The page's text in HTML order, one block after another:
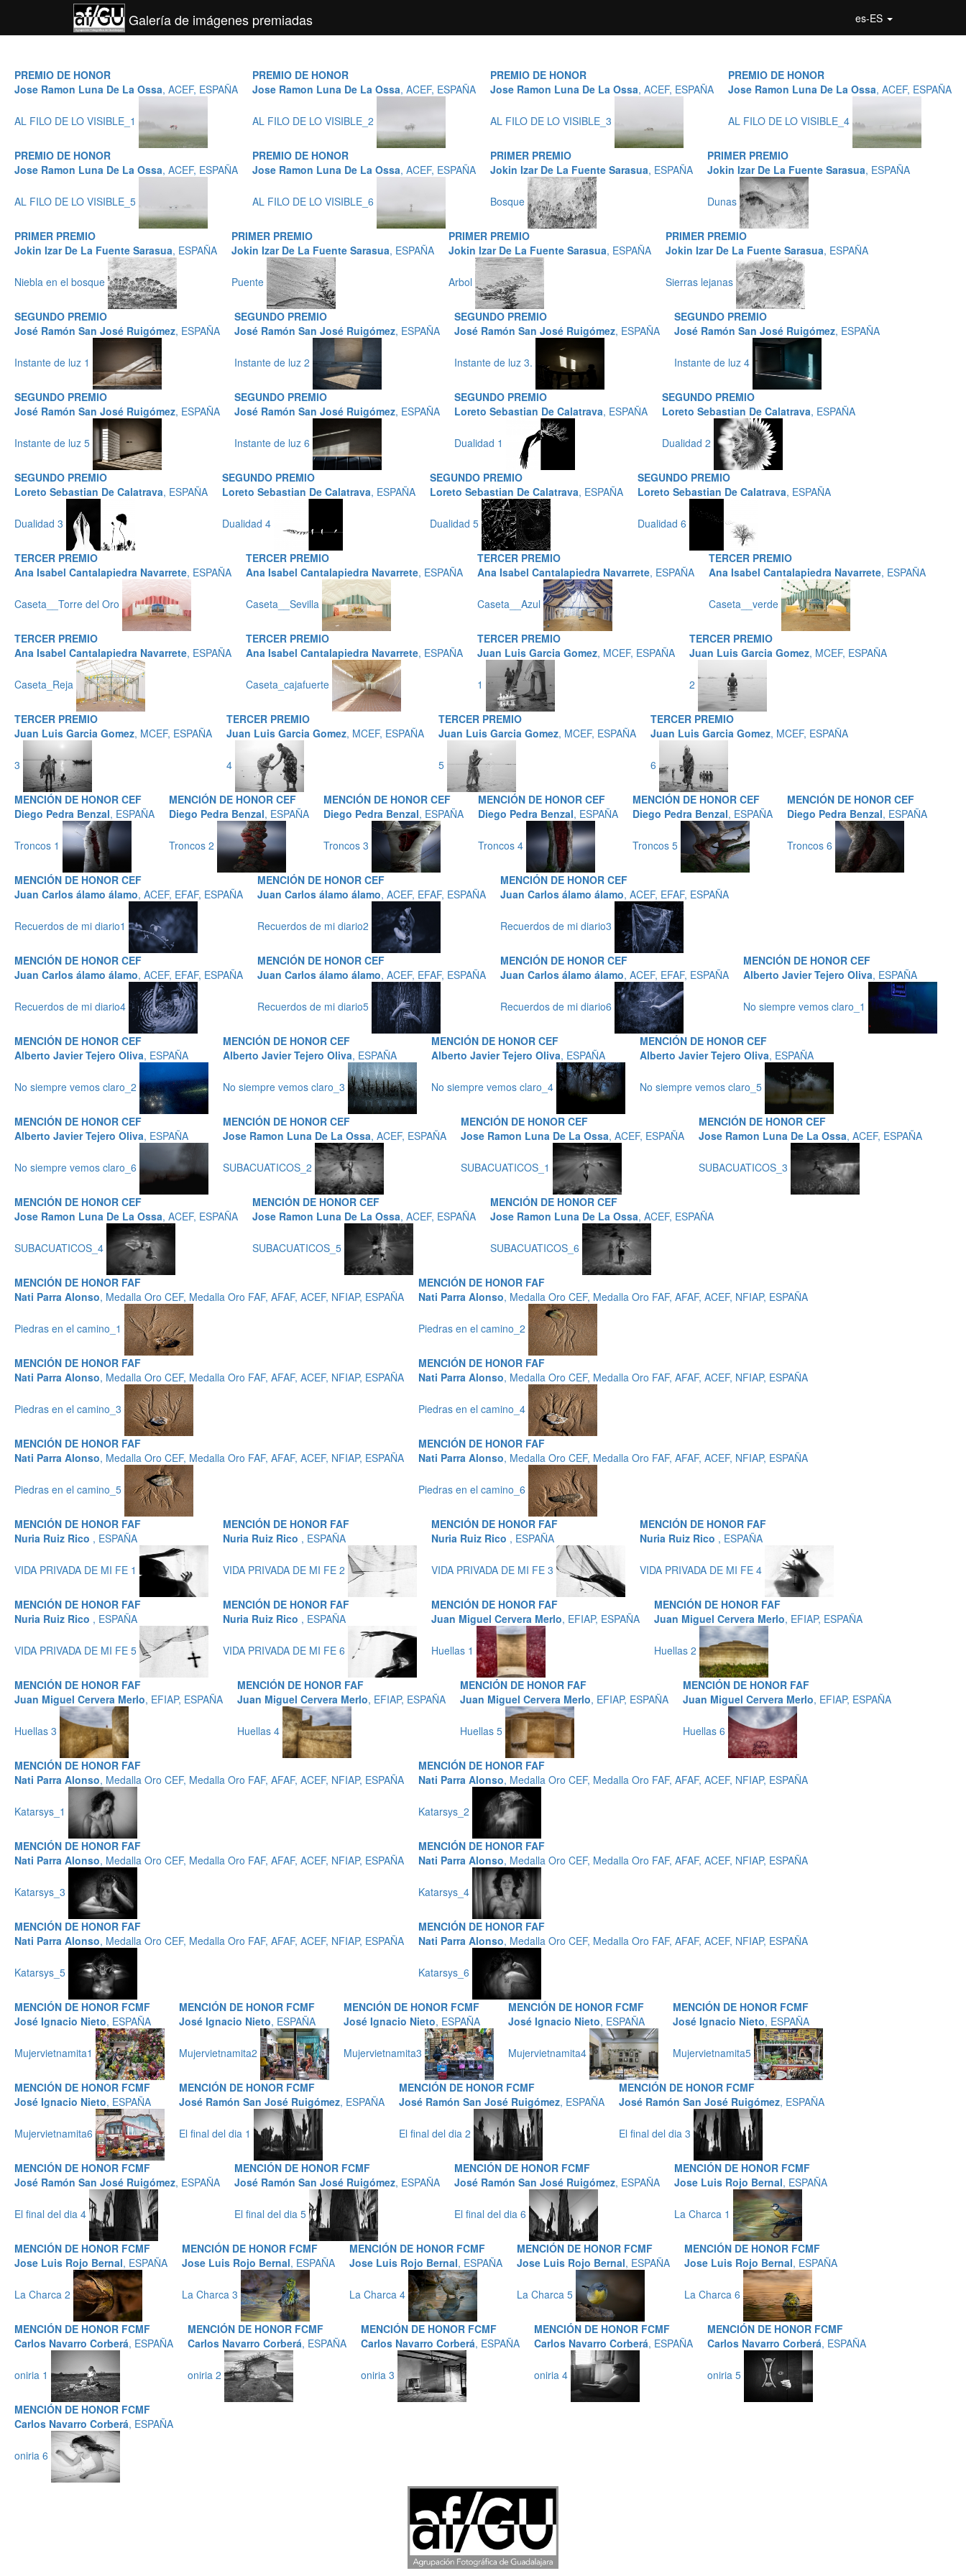
Galería de imágenes premiadas es-ES
PREMIO DE HONOR
Jose Ramon Luna De La Ossa, ACEF, ESPAÑA
AL FILO DE LO VISIBLE_1
PREMIO DE HONOR
Jose Ramon Luna De La Ossa, ACEF, ESPAÑA
AL FILO DE LO VISIBLE_2
PREMIO DE HONOR
Jose Ramon Luna De La Ossa, ACEF, ESPAÑA
AL FILO DE LO VISIBLE_3
PREMIO DE HONOR
Jose Ramon Luna De La Ossa, ACEF, ESPAÑA
AL FILO DE LO VISIBLE_4
PREMIO DE HONOR
Jose Ramon Luna De La Ossa, ACEF, ESPAÑA
AL FILO DE LO VISIBLE_5
PREMIO DE HONOR
Jose Ramon Luna De La Ossa, ACEF, ESPAÑA
AL FILO DE LO VISIBLE_6
PRIMER PREMIO
Jokin Izar De La Fuente Sarasua, ESPAÑA
Bosque
PRIMER PREMIO
Jokin Izar De La Fuente Sarasua, ESPAÑA
Dunas
PRIMER PREMIO
Jokin Izar De La Fuente Sarasua, ESPAÑA
Niebla en el bosque
PRIMER PREMIO
Jokin Izar De La Fuente Sarasua, ESPAÑA
Puente
PRIMER PREMIO
Jokin Izar De La Fuente Sarasua, ESPAÑA
Arbol
PRIMER PREMIO
Jokin Izar De La Fuente Sarasua, ESPAÑA
Sierras lejanas
SEGUNDO PREMIO
José Ramón San José Ruigómez, ESPAÑA
Instante de luz 1
SEGUNDO PREMIO
José Ramón San José Ruigómez, ESPAÑA
Instante de luz 2
SEGUNDO PREMIO
José Ramón San José Ruigómez, ESPAÑA
Instante de luz 3.
SEGUNDO PREMIO
José Ramón San José Ruigómez, ESPAÑA
Instante de luz 4
SEGUNDO PREMIO
José Ramón San José Ruigómez, ESPAÑA
Instante de luz 5
SEGUNDO PREMIO
José Ramón San José Ruigómez, ESPAÑA
Instante de luz 6
SEGUNDO PREMIO
Loreto Sebastian De Calatrava, ESPAÑA
Dualidad 1
SEGUNDO PREMIO
Loreto Sebastian De Calatrava, ESPAÑA
Dualidad 2
SEGUNDO PREMIO
Loreto Sebastian De Calatrava, ESPAÑA
Dualidad 3
SEGUNDO PREMIO
Loreto Sebastian De Calatrava, ESPAÑA
Dualidad 4
SEGUNDO PREMIO
Loreto Sebastian De Calatrava, ESPAÑA
Dualidad 5
SEGUNDO PREMIO
Loreto Sebastian De Calatrava, ESPAÑA
Dualidad 6
TERCER PREMIO
Ana Isabel Cantalapiedra Navarrete, ESPAÑA
Caseta__Torre del Oro
TERCER PREMIO
Ana Isabel Cantalapiedra Navarrete, ESPAÑA
Caseta__Sevilla
TERCER PREMIO
Ana Isabel Cantalapiedra Navarrete, ESPAÑA
Caseta__Azul
TERCER PREMIO
Ana Isabel Cantalapiedra Navarrete, ESPAÑA
Caseta__verde
TERCER PREMIO
Ana Isabel Cantalapiedra Navarrete, ESPAÑA
Caseta_Reja
TERCER PREMIO
Ana Isabel Cantalapiedra Navarrete, ESPAÑA
Caseta_cajafuerte
TERCER PREMIO
Juan Luis Garcia Gomez, MCEF, ESPAÑA
1
TERCER PREMIO
Juan Luis Garcia Gomez, MCEF, ESPAÑA
2
TERCER PREMIO
Juan Luis Garcia Gomez, MCEF, ESPAÑA
3
TERCER PREMIO
Juan Luis Garcia Gomez, MCEF, ESPAÑA
4
TERCER PREMIO
Juan Luis Garcia Gomez, MCEF, ESPAÑA
5
TERCER PREMIO
Juan Luis Garcia Gomez, MCEF, ESPAÑA
6
MENCIÓN DE HONOR CEF
Diego Pedra Benzal, ESPAÑA
Troncos 1
MENCIÓN DE HONOR CEF
Diego Pedra Benzal, ESPAÑA
Troncos 2
MENCIÓN DE HONOR CEF
Diego Pedra Benzal, ESPAÑA
Troncos 3
MENCIÓN DE HONOR CEF
Diego Pedra Benzal, ESPAÑA
Troncos 4
MENCIÓN DE HONOR CEF
Diego Pedra Benzal, ESPAÑA
Troncos 5
MENCIÓN DE HONOR CEF
Diego Pedra Benzal, ESPAÑA
Troncos 6
MENCIÓN DE HONOR CEF
Juan Carlos álamo álamo, ACEF, EFAF, ESPAÑA
Recuerdos de mi diario1
MENCIÓN DE HONOR CEF
Juan Carlos álamo álamo, ACEF, EFAF, ESPAÑA
Recuerdos de mi diario2
MENCIÓN DE HONOR CEF
Juan Carlos álamo álamo, ACEF, EFAF, ESPAÑA
Recuerdos de mi diario3
MENCIÓN DE HONOR CEF
Juan Carlos álamo álamo, ACEF, EFAF, ESPAÑA
Recuerdos de mi diario4
MENCIÓN DE HONOR CEF
Juan Carlos álamo álamo, ACEF, EFAF, ESPAÑA
Recuerdos de mi diario5
MENCIÓN DE HONOR CEF
Juan Carlos álamo álamo, ACEF, EFAF, ESPAÑA
Recuerdos de mi diario6
MENCIÓN DE HONOR CEF
Alberto Javier Tejero Oliva, ESPAÑA
No siempre vemos claro_1
MENCIÓN DE HONOR CEF
Alberto Javier Tejero Oliva, ESPAÑA
No siempre vemos claro_2
MENCIÓN DE HONOR CEF
Alberto Javier Tejero Oliva, ESPAÑA
No siempre vemos claro_3
MENCIÓN DE HONOR CEF
Alberto Javier Tejero Oliva, ESPAÑA
No siempre vemos claro_4
MENCIÓN DE HONOR CEF
Alberto Javier Tejero Oliva, ESPAÑA
No siempre vemos claro_5
MENCIÓN DE HONOR CEF
Alberto Javier Tejero Oliva, ESPAÑA
No siempre vemos claro_6
MENCIÓN DE HONOR CEF
Jose Ramon Luna De La Ossa, ACEF, ESPAÑA
SUBACUATICOS_2
MENCIÓN DE HONOR CEF
Jose Ramon Luna De La Ossa, ACEF, ESPAÑA
SUBACUATICOS_1
MENCIÓN DE HONOR CEF
Jose Ramon Luna De La Ossa, ACEF, ESPAÑA
SUBACUATICOS_3
MENCIÓN DE HONOR CEF
Jose Ramon Luna De La Ossa, ACEF, ESPAÑA
SUBACUATICOS_4
MENCIÓN DE HONOR CEF
Jose Ramon Luna De La Ossa, ACEF, ESPAÑA
SUBACUATICOS_5
MENCIÓN DE HONOR CEF
Jose Ramon Luna De La Ossa, ACEF, ESPAÑA
SUBACUATICOS_6
MENCIÓN DE HONOR FAF
Nati Parra Alonso, Medalla Oro CEF, Medalla Oro FAF, AFAF, ACEF, NFIAP, ESPAÑA
Piedras en el camino_1
MENCIÓN DE HONOR FAF
Nati Parra Alonso, Medalla Oro CEF, Medalla Oro FAF, AFAF, ACEF, NFIAP, ESPAÑA
Piedras en el camino_2
MENCIÓN DE HONOR FAF
Nati Parra Alonso, Medalla Oro CEF, Medalla Oro FAF, AFAF, ACEF, NFIAP, ESPAÑA
Piedras en el camino_3
MENCIÓN DE HONOR FAF
Nati Parra Alonso, Medalla Oro CEF, Medalla Oro FAF, AFAF, ACEF, NFIAP, ESPAÑA
Piedras en el camino_4
MENCIÓN DE HONOR FAF
Nati Parra Alonso, Medalla Oro CEF, Medalla Oro FAF, AFAF, ACEF, NFIAP, ESPAÑA
Piedras en el camino_5
MENCIÓN DE HONOR FAF
Nati Parra Alonso, Medalla Oro CEF, Medalla Oro FAF, AFAF, ACEF, NFIAP, ESPAÑA
Piedras en el camino_6
MENCIÓN DE HONOR FAF
Nuria Ruiz Rico , ESPAÑA
VIDA PRIVADA DE MI FE 1
MENCIÓN DE HONOR FAF
Nuria Ruiz Rico , ESPAÑA
VIDA PRIVADA DE MI FE 2
MENCIÓN DE HONOR FAF
Nuria Ruiz Rico , ESPAÑA
VIDA PRIVADA DE MI FE 3
MENCIÓN DE HONOR FAF
Nuria Ruiz Rico , ESPAÑA
VIDA PRIVADA DE MI FE 4
MENCIÓN DE HONOR FAF
Nuria Ruiz Rico , ESPAÑA
VIDA PRIVADA DE MI FE 5
MENCIÓN DE HONOR FAF
Nuria Ruiz Rico , ESPAÑA
VIDA PRIVADA DE MI FE 6
MENCIÓN DE HONOR FAF
Juan Miguel Cervera Merlo, EFIAP, ESPAÑA
Huellas 1
MENCIÓN DE HONOR FAF
Juan Miguel Cervera Merlo, EFIAP, ESPAÑA
Huellas 2
MENCIÓN DE HONOR FAF
Juan Miguel Cervera Merlo, EFIAP, ESPAÑA
Huellas 3
MENCIÓN DE HONOR FAF
Juan Miguel Cervera Merlo, EFIAP, ESPAÑA
Huellas 4
MENCIÓN DE HONOR FAF
Juan Miguel Cervera Merlo, EFIAP, ESPAÑA
Huellas 5
MENCIÓN DE HONOR FAF
Juan Miguel Cervera Merlo, EFIAP, ESPAÑA
Huellas 6
MENCIÓN DE HONOR FAF
Nati Parra Alonso, Medalla Oro CEF, Medalla Oro FAF, AFAF, ACEF, NFIAP, ESPAÑA
Katarsys_1
MENCIÓN DE HONOR FAF
Nati Parra Alonso, Medalla Oro CEF, Medalla Oro FAF, AFAF, ACEF, NFIAP, ESPAÑA
Katarsys_2
MENCIÓN DE HONOR FAF
Nati Parra Alonso, Medalla Oro CEF, Medalla Oro FAF, AFAF, ACEF, NFIAP, ESPAÑA
Katarsys_3
MENCIÓN DE HONOR FAF
Nati Parra Alonso, Medalla Oro CEF, Medalla Oro FAF, AFAF, ACEF, NFIAP, ESPAÑA
Katarsys_4
MENCIÓN DE HONOR FAF
Nati Parra Alonso, Medalla Oro CEF, Medalla Oro FAF, AFAF, ACEF, NFIAP, ESPAÑA
Katarsys_5
MENCIÓN DE HONOR FAF
Nati Parra Alonso, Medalla Oro CEF, Medalla Oro FAF, AFAF, ACEF, NFIAP, ESPAÑA
Katarsys_6
MENCIÓN DE HONOR FCMF
José Ignacio Nieto, ESPAÑA
Mujervietnamita1
MENCIÓN DE HONOR FCMF
José Ignacio Nieto, ESPAÑA
Mujervietnamita2
MENCIÓN DE HONOR FCMF
José Ignacio Nieto, ESPAÑA
Mujervietnamita3
MENCIÓN DE HONOR FCMF
José Ignacio Nieto, ESPAÑA
Mujervietnamita4
MENCIÓN DE HONOR FCMF
José Ignacio Nieto, ESPAÑA
Mujervietnamita5
MENCIÓN DE HONOR FCMF
José Ignacio Nieto, ESPAÑA
Mujervietnamita6
MENCIÓN DE HONOR FCMF
José Ramón San José Ruigómez, ESPAÑA
El final del dia 1
MENCIÓN DE HONOR FCMF
José Ramón San José Ruigómez, ESPAÑA
El final del dia 2
MENCIÓN DE HONOR FCMF
José Ramón San José Ruigómez, ESPAÑA
El final del dia 3
MENCIÓN DE HONOR FCMF
José Ramón San José Ruigómez, ESPAÑA
El final del dia 4
MENCIÓN DE HONOR FCMF
José Ramón San José Ruigómez, ESPAÑA
El final del dia 5
MENCIÓN DE HONOR FCMF
José Ramón San José Ruigómez, ESPAÑA
El final del dia 6
MENCIÓN DE HONOR FCMF
Jose Luis Rojo Bernal, ESPAÑA
La Charca 1
MENCIÓN DE HONOR FCMF
Jose Luis Rojo Bernal, ESPAÑA
La Charca 2
MENCIÓN DE HONOR FCMF
Jose Luis Rojo Bernal, ESPAÑA
La Charca 3
MENCIÓN DE HONOR FCMF
Jose Luis Rojo Bernal, ESPAÑA
La Charca 4
MENCIÓN DE HONOR FCMF
Jose Luis Rojo Bernal, ESPAÑA
La Charca 5
MENCIÓN DE HONOR FCMF
Jose Luis Rojo Bernal, ESPAÑA
La Charca 6
MENCIÓN DE HONOR FCMF
Carlos Navarro Corberá, ESPAÑA
oniria 1
MENCIÓN DE HONOR FCMF
Carlos Navarro Corberá, ESPAÑA
oniria 2
MENCIÓN DE HONOR FCMF
Carlos Navarro Corberá, ESPAÑA
oniria 3
MENCIÓN DE HONOR FCMF
Carlos Navarro Corberá, ESPAÑA
oniria 4
MENCIÓN DE HONOR FCMF
Carlos Navarro Corberá, ESPAÑA
oniria 5
MENCIÓN DE HONOR FCMF
Carlos Navarro Corberá, ESPAÑA
oniria 6